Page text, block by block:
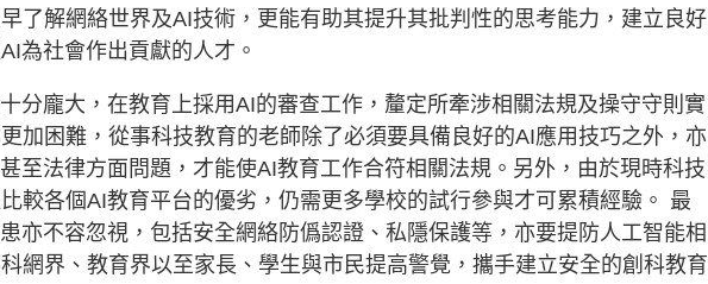
了解網絡世界及AI技術，更能有助其提升其批判性的思考能力，建立良好
為社會作出貢獻的人才。
分龐大，在教育上採用AI的審查工作，釐定所牽涉相關法規及操守守則實
加困難，從事科技教育的老師除了必須要具備良好的AI應用技巧之外，亦
至法律方面問題，才能使AI教育工作合符相關法規。另外，由於現時科技
較各個AI教育平台的優劣，仍需更多學校的試行參與才可累積經驗。 最
亦不容忽視，包括安全網絡防僞認證、私隱保護等，亦要提防人工智能相
網界、教育界以至家長、學生與市民提高警覺，攜手建立安全的創科教育